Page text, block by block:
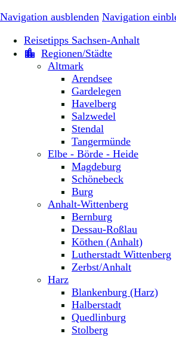
Navigation ausblenden Navigation
Reisetipps Sachsen-Anhalt
Regionen/Städte
Altmark
Arendsee
Gardelegen
Havelberg
Salzwedel
Stendal
Tangermünde
Elbe - Börde - Heide
Magdeburg
Schönebeck
Burg
Anhalt-Wittenberg
Bernburg
Dessau-Roßlau
Köthen (Anhalt)
Lutherstadt Wittenberg
Zerbst/Anhalt
Harz
Blankenburg (Harz)
Halberstadt
Quedlinburg
Stolberg